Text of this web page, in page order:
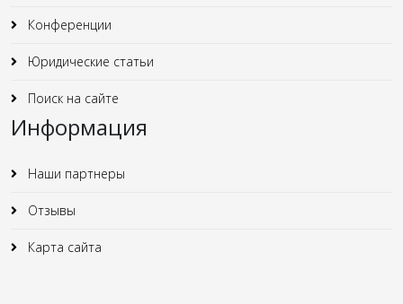
Конференции
Юридические статьи
Поиск на сайте
Информация
Наши партнеры
Отзывы
Карта сайта